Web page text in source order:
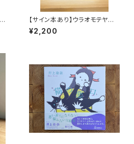
【サイン本あり】ウラオモテヤマ
ネコ
¥2,200